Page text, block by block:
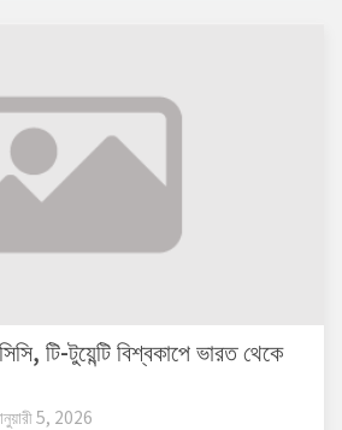
টি-টুয়েন্টি বিশ্বকাপে ভারত থেকে
5, 2026